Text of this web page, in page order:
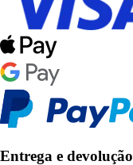
Entrega e devolução